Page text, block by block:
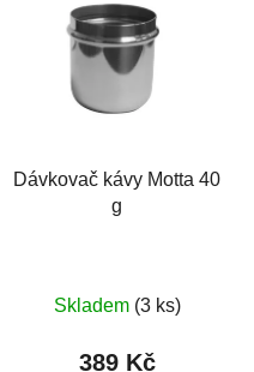
Dávkovač kávy Motta 40
g
Skladem (3 ks)
389 Kč